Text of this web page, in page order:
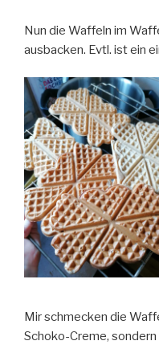
Nun die Waffeln im
ausbacken. Evtl. ist ein
Mir schmecken die
Schoko-Creme,